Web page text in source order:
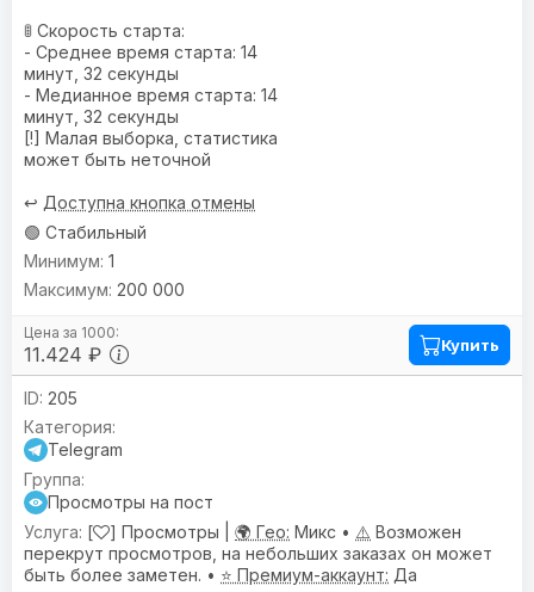
🚦 Скорость старта:
- Среднее время старта: 14
минут, 32 секунды
- Медианное время старта: 14
минут, 32 секунды
[!] Малая выборка, статистика
может быть неточной
↩️ Доступна кнопка отмены
🟢 Стабильный
11.424 ₽
1
200 000
Купить
205
Telegram
Просмотры на пост
[
] Просмотры | 🌍 Гео: Микс • ⚠️ Возможен
перекрут просмотров, на небольших заказах он может
быть более заметен. • ⭐ Премиум-аккаунт: Да